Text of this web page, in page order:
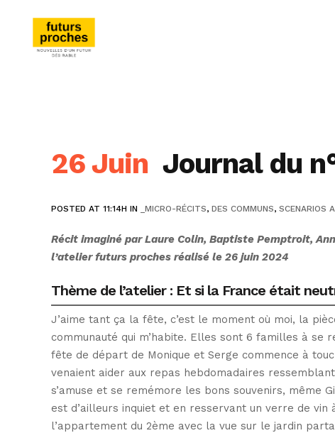
26 Juin Journal du
POSTED AT 11:14H IN _MICRO-RÉCITS, DES COMMUNS, SCENARIOS
Récit imaginé par Laure Colin, Baptiste Pemptroit,
l’atelier futurs proches réalisé le 26 juin 2024
Thème de l’atelier : Et si la France était
J’aime tant ça la fête, c’est le moment où moi, la
communauté qui m’habite. Elles sont 6 familles à
fête de départ de Monique et Serge commence à
venaient aider aux repas hebdomadaires
s’amuse et se remémore les bons souvenirs, même
est d’ailleurs inquiet et en resservant un verre de
l’appartement du 2ème avec la vue sur le jardin